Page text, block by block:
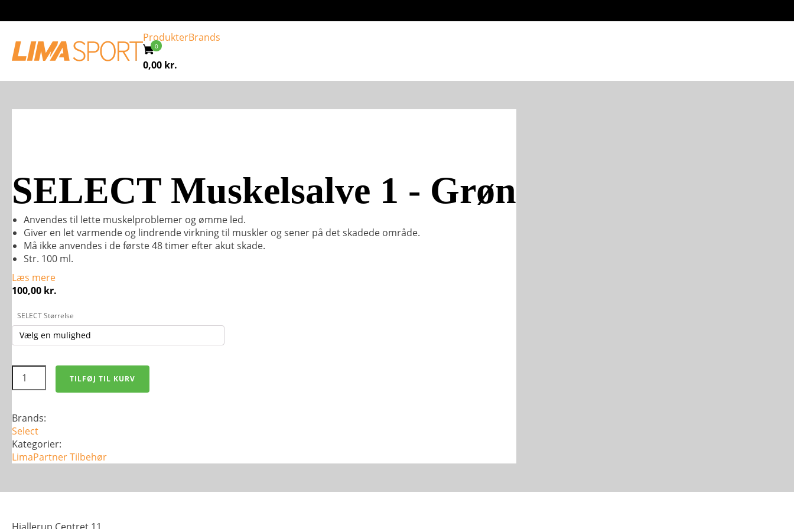
ProdukterBrands
0,00 kr.
SELECT Muskelsalve 1 - Grøn
Anvendes til lette muskelproblemer og ømme led.
Giver en let varmende og lindrende virkning til muskler og sener på det skadede område.
Må ikke anvendes i de første 48 timer efter akut skade.
Str. 100 ml.
Læs mere
100,00 kr.
SELECT Størrelse
SELECT
Muskelsalve
1
Grøn
antal
TILFØJ TIL KURV
Brands:
Select
Kategorier:
LimaPartnerTilbehør